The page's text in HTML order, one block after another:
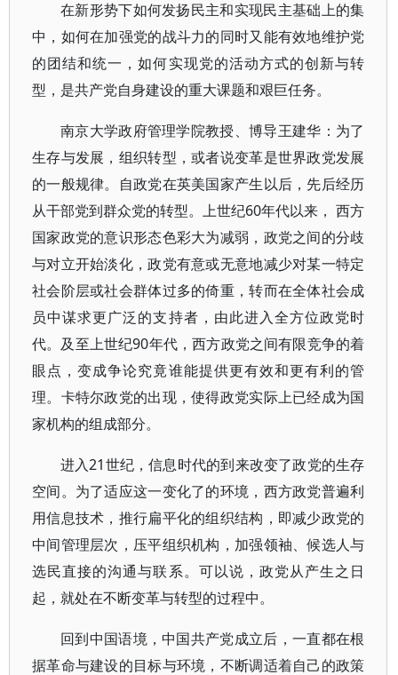
在新形势下如何发扬民主和实现民主基础上的集
中，如何在加强党的战斗力的同时又能有效地维护党
的团结和统一，如何实现党的活动方式的创新与转
型，是共产党自身建设的重大课题和艰巨任务。
南京大学政府管理学院教授、博导王建华：为了
生存与发展，组织转型，或者说变革是世界政党发展
的一般规律。自政党在英美国家产生以后，先后经历
从干部党到群众党的转型。上世纪60年代以来， 西方
国家政党的意识形态色彩大为减弱，政党之间的分歧
与对立开始淡化，政党有意或无意地减少对某一特定
社会阶层或社会群体过多的倚重，转而在全体社会成
员中谋求更广泛的支持者，由此进入全方位政党时
代。及至上世纪90年代，西方政党之间有限竞争的着
眼点，变成争论究竟谁能提供更有效和更有利的管
理。卡特尔政党的出现，使得政党实际上已经成为国
家机构的组成部分。
进入21世纪，信息时代的到来改变了政党的生存
空间。为了适应这一变化了的环境，西方政党普遍利
用信息技术，推行扁平化的组织结构，即减少政党的
中间管理层次，压平组织机构，加强领袖、候选人与
选民直接的沟通与联系。可以说，政党从产生之日
起，就处在不断变革与转型的过程中。
回到中国语境，中国共产党成立后，一直都在根
据革命与建设的目标与环境，不断调适着自己的政策